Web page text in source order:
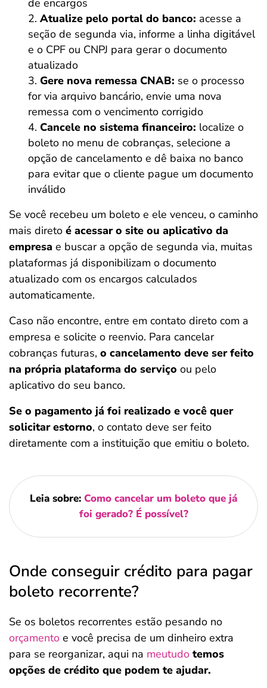
de encargos
Atualize pelo portal do banco: acesse a
seção de segunda via, informe a linha digitável
e o CPF ou CNPJ para gerar o documento
atualizado
Gere nova remessa CNAB: se o processo
for via arquivo bancário, envie uma nova
remessa com o vencimento corrigido
Cancele no sistema financeiro: localize o
boleto no menu de cobranças, selecione a
opção de cancelamento e dê baixa no banco
para evitar que o cliente pague um documento
inválido
Se você recebeu um boleto e ele venceu, o caminho
mais direto é acessar o site ou aplicativo da
empresa e buscar a opção de segunda via, muitas
plataformas já disponibilizam o documento
atualizado com os encargos calculados
automaticamente.
Caso não encontre, entre em contato direto com a
empresa e solicite o reenvio. Para cancelar
cobranças futuras, o cancelamento deve ser feito
na própria plataforma do serviço ou pelo
aplicativo do seu banco.
Se o pagamento já foi realizado e você quer
solicitar estorno, o contato deve ser feito
diretamente com a instituição que emitiu o boleto.
Leia sobre: Como cancelar um boleto que já
foi gerado? É possível?
Onde conseguir crédito para pagar
boleto recorrente?
Se os boletos recorrentes estão pesando no
orçamento e você precisa de um dinheiro extra
para se reorganizar, aqui na meutudo temos
opções de crédito que podem te ajudar.